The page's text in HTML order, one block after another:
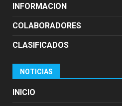
INFORMACION
COLABORADORES
CLASIFICADOS
NOTICIAS
INICIO